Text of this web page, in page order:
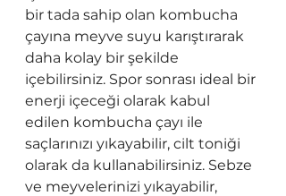
bir tada sahip olan kombucha
çayına meyve suyu karıştırarak
daha kolay bir şekilde
içebilirsiniz. Spor sonrası ideal bir
enerji içeceği olarak kabul
edilen kombucha çayı ile
saçlarınızı yıkayabilir, cilt toniği
olarak da kullanabilirsiniz. Sebze
ve meyvelerinizi yıkayabilir,